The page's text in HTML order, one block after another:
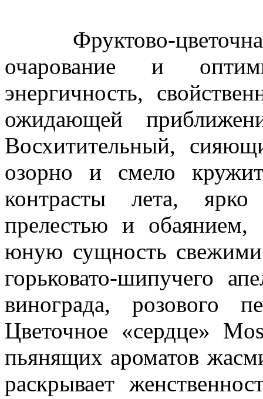
Фруктово-цветочная
очарование и
энергичность,
ожидающей
Восхитительный,
озорно и смело
контрасты лета,
прелестью и
юную сущность
горьковато-шипучего
винограда, розового
Цветочное «сердце»
пьянящих ароматов
раскрывает